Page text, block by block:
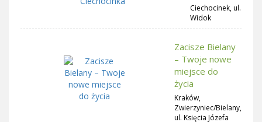
Ciechocinek, ul.
Widok
Zacisze Bielany
– Twoje nowe
miejsce do
życia
Kraków,
Zwierzyniec/Bielany,
ul. Księcia Józefa